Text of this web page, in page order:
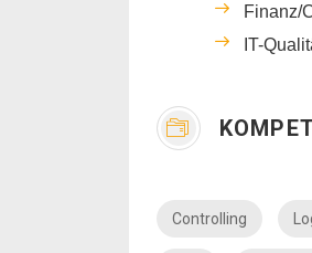
Finanz/
IT-
Controlling